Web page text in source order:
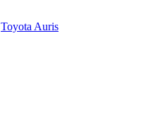
Toyota Auris